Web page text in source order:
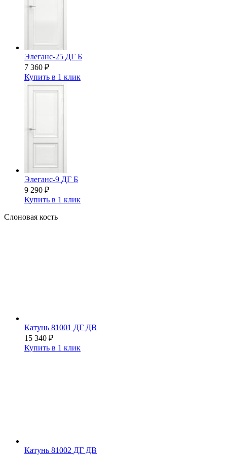
Элеганс-25 ДГ Б
7 360 ₽
Купить в 1 клик
Элеганс-9 ДГ Б
9 290 ₽
Купить в 1 клик
Слоновая кость
Катунь 81001 ДГ ДВ
15 340 ₽
Купить в 1 клик
Катунь 81002 ДГ ДВ